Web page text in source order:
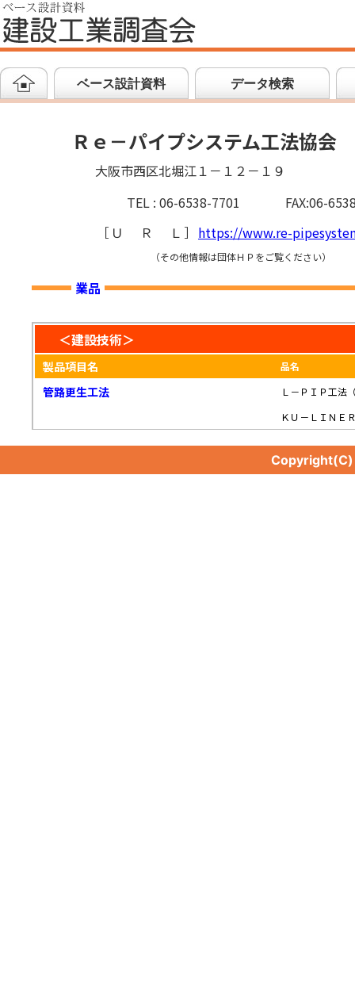
ベース設計資料 データ検索
Ｒｅ－パイプシステム工法協会
大阪市西区北堀江１－１２－１９
TEL : 06-6538-7701
FAX:06-
［ ＵＲＬ ］ https://www.re-
（その他情報は団体ＨＰをご覧ください）
業品
＜建設技術＞
製品項目名 品名
管路更生工法
Ｌ－ＰＩＰ工法
ＫＵ－ＬＩＮＥ